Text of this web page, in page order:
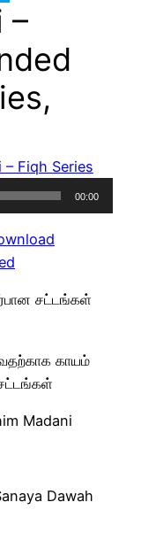
–
– Fiqh Series
00:00
சட்டங்கள்
காயம்
Madani
Dawah